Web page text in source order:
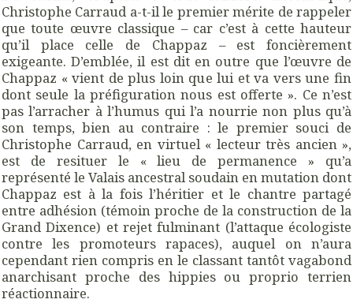
Christophe Carraud a-t-il le premier mérite de rappeler
que toute œuvre classique – car c’est à cette hauteur
qu’il place celle de Chappaz – est foncièrement
exigeante. D’emblée, il est dit en outre que l’œuvre de
Chappaz « vient de plus loin que lui et va vers une fin
dont seule la préfiguration nous est offerte ». Ce n’est
pas l’arracher à l’humus qui l’a nourrie non plus qu’à
son temps, bien au contraire : le premier souci de
Christophe Carraud, en virtuel « lecteur très ancien »,
est de resituer le « lieu de permanence » qu’a
représenté le Valais ancestral soudain en mutation dont
Chappaz est à la fois l’héritier et le chantre partagé
entre adhésion (témoin proche de la construction de la
Grand Dixence) et rejet fulminant (l’attaque écologiste
contre les promoteurs rapaces), auquel on n’aura
cependant rien compris en le classant tantôt vagabond
anarchisant proche des hippies ou proprio terrien
réactionnaire.